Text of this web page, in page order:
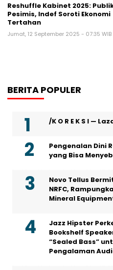
Reshuffle Kabinet 2025:
Pesimis, Indef Soroti Ekonomi
Tertahan
Jumat, 12 September 2025 - 07:35 WIB
BERITA POPULER
/K O R E K S I —
Pengenalan Dini
yang Bisa
Novo Tellus
NRFC,
Mineral
Jazz Hipster
Bookshelf
“Sealed Bass”
Pengalaman